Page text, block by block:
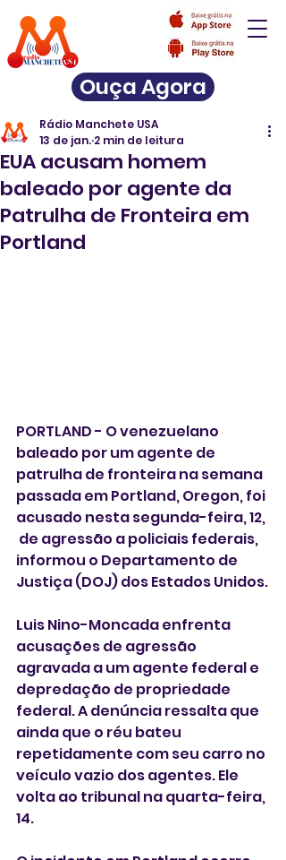
Ouça Agora
EUA acusam homem
baleado por agente da
Patrulha de Fronteira em
Portland
Rádio Manchete USA
13 de jan. 2 min de leitura
PORTLAND - O venezuelano
baleado por um agente de
patrulha de fronteira na semana
passada em Portland, Oregon, foi
acusado nesta segunda-feira, 12,
de agressão a policiais ‌federais,
informou o Departamento de
Justiça (DOJ) dos Estados Unidos.
Luis Nino-Moncada enfrenta
acusações de agressão
agravada a um agente federal e
depredação de propriedade
federal. A denúncia ressalta que
ainda que o réu bateu
repetidamente com seu carro no
veículo vazio dos ‍agentes. Ele
volta ao tribunal na quarta-feira,
14.